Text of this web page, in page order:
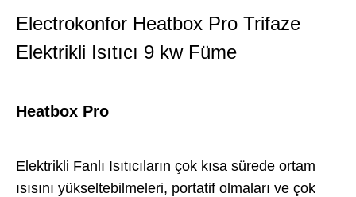
Electrokonfor Heatbox Pro Trifaze
Elektrikli Isıtıcı 9 kw Füme
Heatbox Pro
Elektrikli Fanlı Isıtıcıların çok kısa sürede ortam
ısısını yükseltebilmeleri, portatif olmaları ve çok